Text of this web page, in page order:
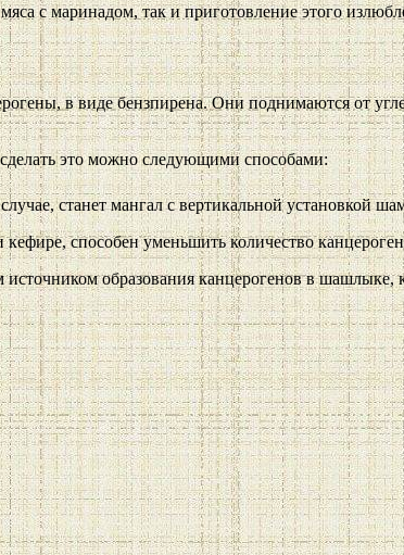
с маринадом, так и приготовление этого
в виде бензпирена. Они поднимаются от
это можно следующими способами:
станет мангал с вертикальной установкой
способен уменьшить количество
образования канцерогенов в шашлыке,